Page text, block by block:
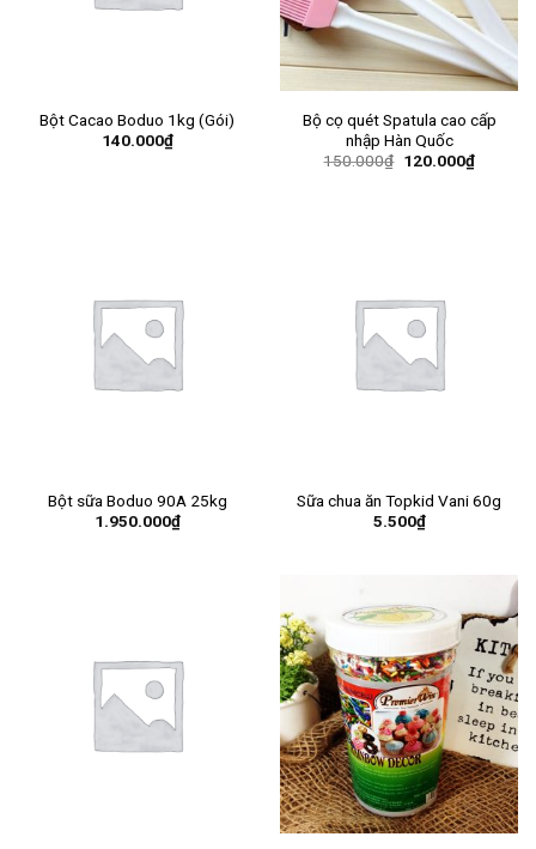
Bột Cacao Boduo 1kg (Gói)
140.000₫
Bộ cọ quét Spatula cao cấp
nhập Hàn Quốc
150.000₫ 120.000₫
Bột sữa Boduo 90A 25kg
1.950.000₫
Sữa chua ăn Topkid Vani 60g
5.500₫